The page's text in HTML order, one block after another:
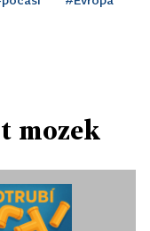
mozek